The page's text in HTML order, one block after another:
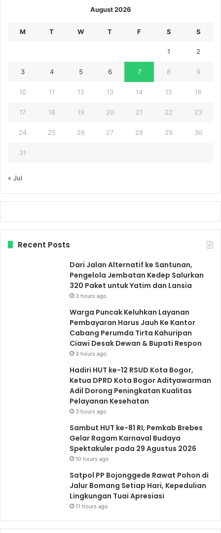
August 2026
M T W T F S S
1 2
3 4 5 6 7 8 9
10 11 12 13 14 15 16
17 18 19 20 21 22 23
24 25 26 27 28 29 30
31
« Jul
Recent Posts
Dari Jalan Alternatif ke Santunan,
Pengelola Jembatan Kedep Salurkan
320 Paket untuk Yatim dan Lansia
3 hours ago
Warga Puncak Keluhkan Layanan
Pembayaran Harus Jauh Ke Kantor
Cabang Perumda Tirta Kahuripan
Ciawi Desak Dewan & Bupati Respon
3 hours ago
Hadiri HUT ke-12 RSUD Kota Bogor,
Ketua DPRD Kota Bogor Adityawarman
Adil Dorong Peningkatan Kualitas
Pelayanan Kesehatan
3 hours ago
Sambut HUT ke-81 RI, Pemkab Brebes
Gelar Ragam Karnaval Budaya
Spektakuler pada 29 Agustus 2026
10 hours ago
Satpol PP Bojonggede Rawat Pohon di
Jalur Bomang Setiap Hari, Kepedulian
Lingkungan Tuai Apresiasi
11 hours ago